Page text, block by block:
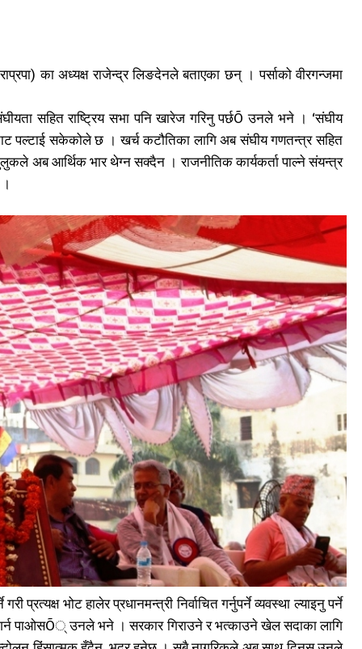
का अध्यक्ष राजेन्द्र लिङदेनले बताएका छन् । पर्साको वीरगन्जमा
सहित राष्ट्रिय सभा पनि खारेज गरिनु पर्छÕ उनले भने । ‘संघीय
पल्टाई सकेकोले छ । खर्च कटौतिका लागि अब संघीय गणतन्त्र सहित
अब आर्थिक भार थेग्न सक्दैन । राजनीतिक कार्यकर्ता पाल्ने संयन्त्र
भोट हालेर प्रधानमन्त्री निर्वाचित गर्नुपर्ने व्यवस्था ल्याइनु पर्ने
गर्न पाओसÕ् उनले भने । सरकार गिराउने र भत्काउने खेल सदाका लागि